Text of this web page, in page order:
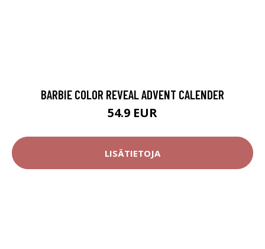
BARBIE COLOR REVEAL ADVENT CALENDER
54.9 EUR
LISÄTIETOJA